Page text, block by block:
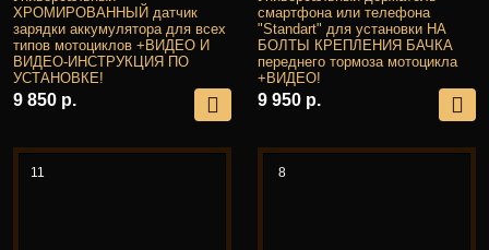
ХРОМИРОВАННЫЙ датчик
зарядки аккумулятора для всех
типов мотоциклов +ВИДЕО И
ВИДЕО-ИНСТРУКЦИЯ ПО
УСТАНОВКЕ!
9 850 р.
смартфона или телефона
"Standart" для установки НА
БОЛТЫ КРЕПЛЕНИЯ БАЧКА
переднего тормоза мотоцикла
+ВИДЕО!
9 950 р.
11 8